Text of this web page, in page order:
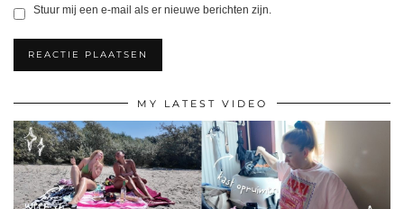
Stuur mij een e-mail als er nieuwe berichten zijn.
MY LATEST VIDEO